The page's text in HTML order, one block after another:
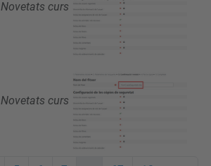
Novetats curs
Novetats curs